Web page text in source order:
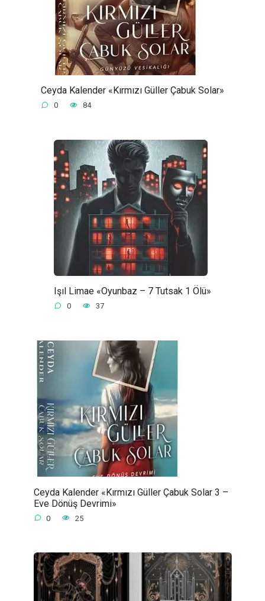
Ceyda Kalender «Kırmızı Güller Çabuk Solar»
0 84
Işıl Limae «Oyunbaz – 7 Tutsak 1 Ölü»
0 37
Ceyda Kalender «Kırmızı Güller Çabuk Solar 3 –
Eve Dönüş Devrimi»
0 25